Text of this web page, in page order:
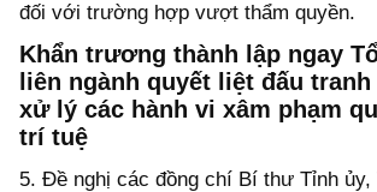
đối với trường hợp vượt thẩm quyền.
Khẩn trương thành lập ngay
liên ngành quyết liệt đấu
xử lý các hành vi xâm phạm
trí tuệ
5. Đề nghị các đồng chí Bí thư Tỉnh ủy,